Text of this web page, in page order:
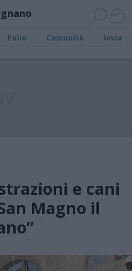
Palio Comunità Invia
e cani
Magno il